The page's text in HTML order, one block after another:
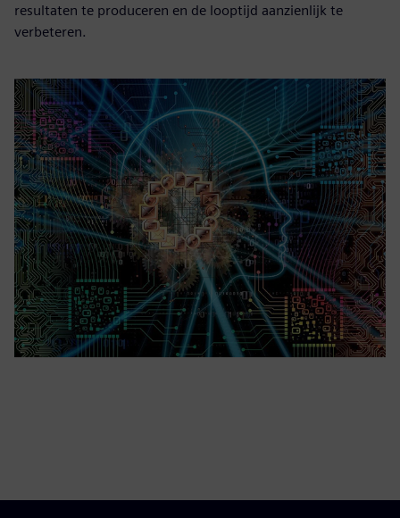
resultaten te produceren en de looptijd aanzienlijk te
verbeteren.